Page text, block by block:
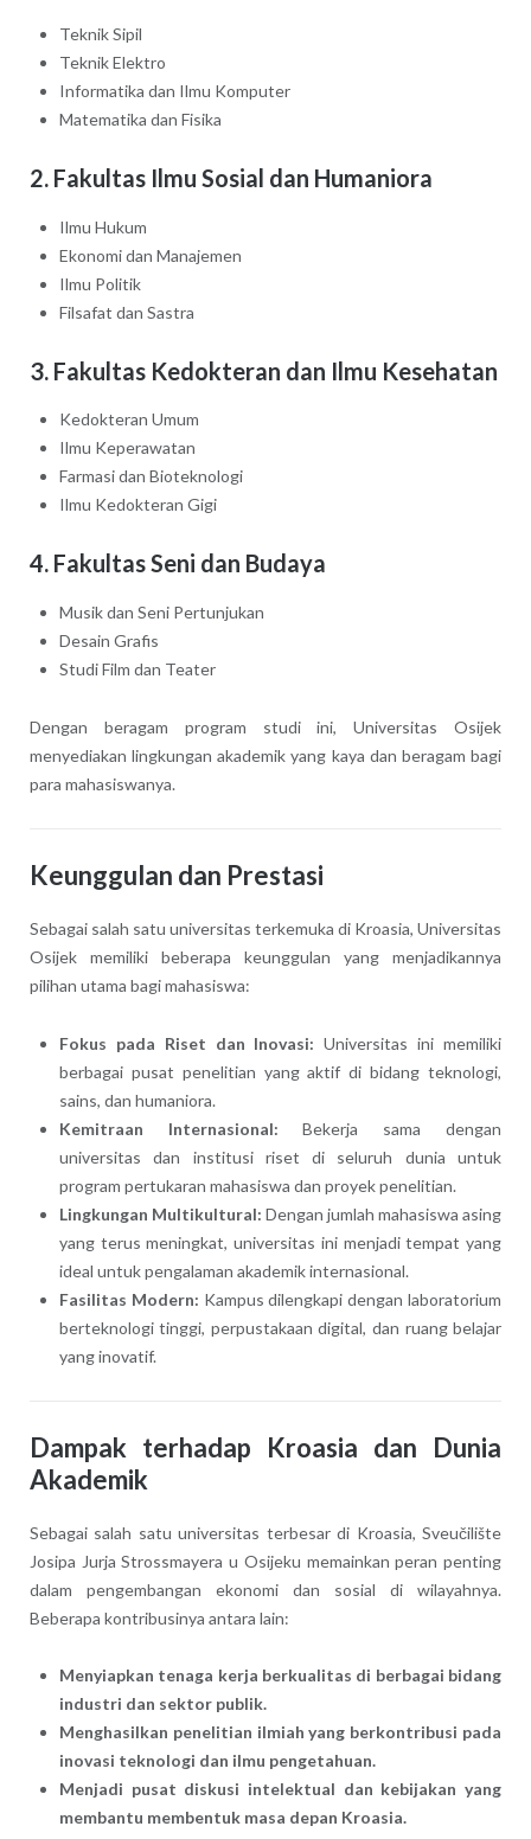
Teknik Sipil
Teknik Elektro
Informatika dan Ilmu Komputer
Matematika dan Fisika
2. Fakultas Ilmu Sosial dan Humaniora
Ilmu Hukum
Ekonomi dan Manajemen
Ilmu Politik
Filsafat dan Sastra
3. Fakultas Kedokteran dan Ilmu Kesehatan
Kedokteran Umum
Ilmu Keperawatan
Farmasi dan Bioteknologi
Ilmu Kedokteran Gigi
4. Fakultas Seni dan Budaya
Musik dan Seni Pertunjukan
Desain Grafis
Studi Film dan Teater
Dengan beragam program studi ini, Universitas Osijek
menyediakan lingkungan akademik yang kaya dan beragam bagi
para mahasiswanya.
Keunggulan dan Prestasi
Sebagai salah satu universitas terkemuka di Kroasia, Universitas
Osijek memiliki beberapa keunggulan yang menjadikannya
pilihan utama bagi mahasiswa:
Fokus pada Riset dan Inovasi: Universitas ini memiliki
berbagai pusat penelitian yang aktif di bidang teknologi,
sains, dan humaniora.
Kemitraan Internasional: Bekerja sama dengan
universitas dan institusi riset di seluruh dunia untuk
program pertukaran mahasiswa dan proyek penelitian.
Lingkungan Multikultural: Dengan jumlah mahasiswa asing
yang terus meningkat, universitas ini menjadi tempat yang
ideal untuk pengalaman akademik internasional.
Fasilitas Modern: Kampus dilengkapi dengan laboratorium
berteknologi tinggi, perpustakaan digital, dan ruang belajar
yang inovatif.
Dampak terhadap Kroasia dan Dunia
Akademik
Sebagai salah satu universitas terbesar di Kroasia, Sveučilište
Josipa Jurja Strossmayera u Osijeku memainkan peran penting
dalam pengembangan ekonomi dan sosial di wilayahnya.
Beberapa kontribusinya antara lain:
Menyiapkan tenaga kerja berkualitas di berbagai bidang
industri dan sektor publik.
Menghasilkan penelitian ilmiah yang berkontribusi pada
inovasi teknologi dan ilmu pengetahuan.
Menjadi pusat diskusi intelektual dan kebijakan yang
membantu membentuk masa depan Kroasia.